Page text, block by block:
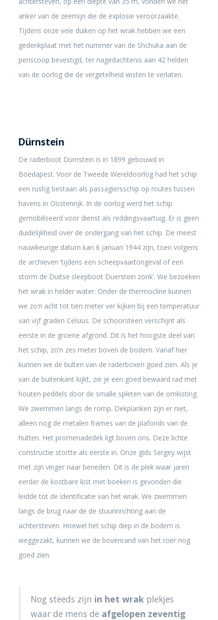
anker van de zeemijn die de explosie veroorzaakte.
Tijdens onze vele duiken op het wrak hebben we een
gedenkplaat met het nummer van de Shchuka aan de
periscoop bevestigd, ter nagedachtenis aan 42 helden
van de oorlog die de vergetelheid wisten te verlaten.
Dürnstein
De raderboot Dürnstein is in 1899 gebouwd in
Boedapest. Voor de Tweede Wereldoorlog had het schip
een rustig bestaan als passagiersschip op routes tussen
havens in Oostenrijk. In de oorlog werd het schip
gemobiliseerd voor dienst als reddingsvaartuig. Er is geen
duidelijkheid over de ondergang van het schip. De meest
nauwkeurige datum kan 6 januari 1944 zijn, toen volgens
de archieven ‘tijdens een scheepvaartongeval of een
storm de Duitse sleepboot Duerstein zonk’. We bezoeken
het wrak in helder water. Onder de thermocline kunnen
we zo’n acht tot tien meter ver kijken bij een temperatuur
van vijf graden Celsius. De schoorsteen verschijnt als
eerste in de groene afgrond. Dit is het hoogste deel van
het schip, zo’n zes meter boven de bodem. Vanaf hier
kunnen we de bulten van de raderboxen goed zien. Als je
van de buitenkant kijkt, zie je een goed bewaard rad met
houten peddels door de smalle spleten van de omkisting.
We zwemmen langs de romp. Dekplanken zijn er niet,
alleen nog de metalen frames van de plafonds van de
hutten. Het promenadedek ligt boven ons. Deze lichte
constructie stortte als eerste in. Onze gids Sergey wijst
met zijn vinger naar beneden. Dit is de plek waar jaren
eerder de kostbare kist met boeken is gevonden die
leidde tot de identificatie van het wrak. We zwemmen
langs de brug naar de de stuurinrichting aan de
achtersteven. Hoewel het schip diep in de bodem is
weggezakt, kunnen we de bovenrand van het roer nog
goed zien.
Nog steeds zijn in het wrakplekjes
waar de mens de afgelopen zeventig